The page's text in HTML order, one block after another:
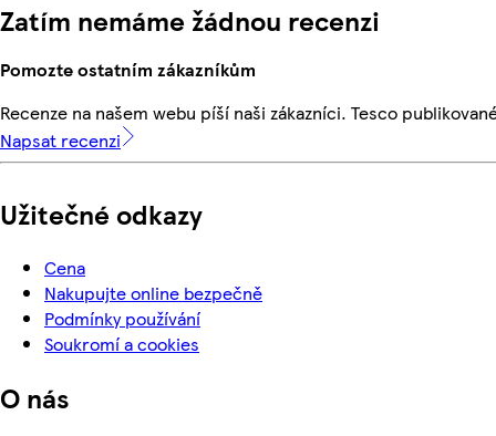
Zatím nemáme žádnou recenzi
Pomozte ostatním zákazníkům
Recenze na našem webu píší naši zákazníci. Tesco
Napsat recenzi
Užitečné odkazy
Cena
Nakupujte online bezpečně
Podmínky používání
Soukromí a cookies
O nás